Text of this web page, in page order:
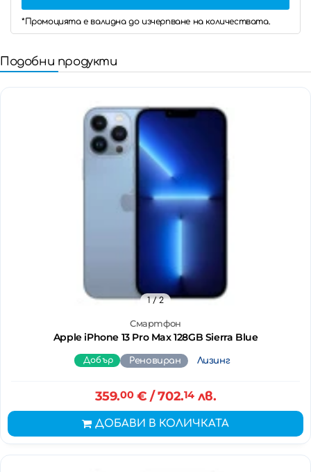
*Промоцията е валидна до изчерпване на количествата.
Подобни продукти
Смартфон
Apple iPhone 13 Pro Max 128GB Sierra Blue
1/ 2
Добър Реновиран Лизинг
359.00€ / 702.14лв.
ДОБАВИ В КОЛИЧКАТА